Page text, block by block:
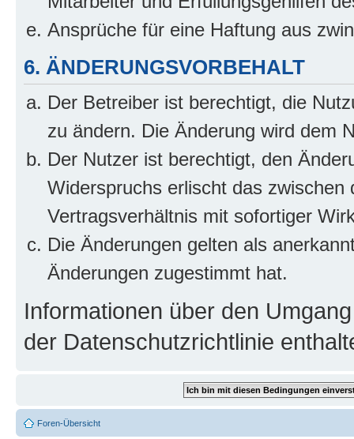
Ansprüche für eine Haftung aus
6. ÄNDERUNGSVORBEHALT
Der Betreiber ist berechtigt, die
zu ändern. Die Änderung wird dem
Der Nutzer ist berechtigt, den
Widerspruchs erlischt das
Vertragsverhältnis mit sofortiger
Die Änderungen gelten als
Änderungen zugestimmt hat.
Informationen über den
der Datenschutzrichtlinie
Foren-Übersicht